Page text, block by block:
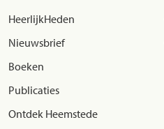
HeerlijkHeden
Nieuwsbrief
Boeken
Publicaties
Ontdek Heemstede